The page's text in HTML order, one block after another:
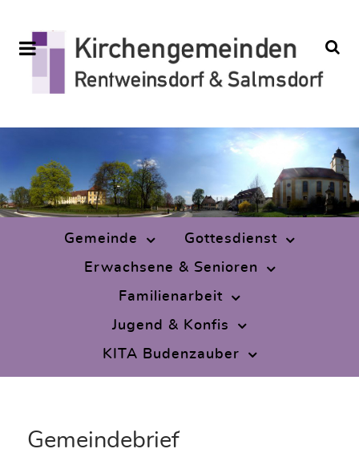
Gemeinde
Gottesdienst
Erwachsene & Senioren
Familienarbeit
Jugend & Konfis
KITA Budenzauber
Gemeindebrief